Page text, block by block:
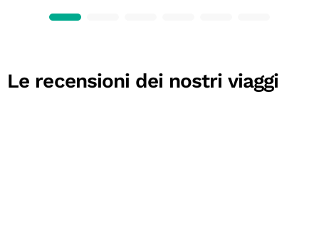
Le recensioni dei nostri viaggi